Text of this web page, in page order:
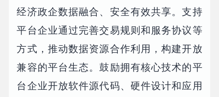
经济政企数据融合、安全有效共享。支持
平台企业通过完善交易规则和服务协议等
方式，推动数据资源合作利用，构建开放
兼容的平台生态。鼓励拥有核心技术的平
台企业开放软件源代码、硬件设计和应用